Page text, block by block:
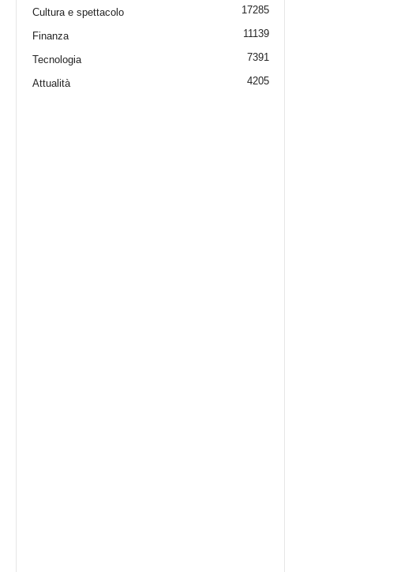
Cultura e spettacolo 17285
Finanza 11139
Tecnologia 7391
Attualità 4205